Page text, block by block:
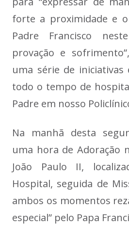
forte a proximidade e
Padre Francisco
provação e
uma série de iniciativas
todo o tempo de
Padre em nosso
Na manhã desta
uma hora de Adoração
João Paulo II,
Hospital, seguida de
ambos os momentos
especial” pelo Papa